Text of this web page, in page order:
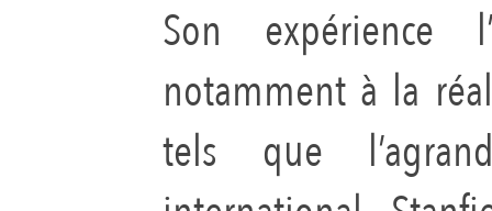
Son expérience
notamment à la
tels que